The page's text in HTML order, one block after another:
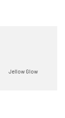
Jellow Glow